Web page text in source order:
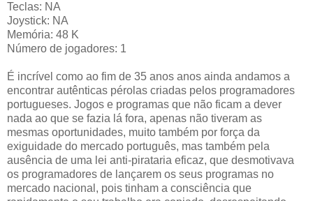
Teclas: NA
Joystick: NA
Memória: 48 K
Número de jogadores: 1
É incrível como ao fim de 35 anos anos ainda andamos a
encontrar autênticas pérolas criadas pelos programadores
portugueses. Jogos e programas que não ficam a dever
nada ao que se fazia lá fora, apenas não tiveram as
mesmas oportunidades, muito também por força da
exiguidade do mercado português, mas também pela
ausência de uma lei anti-pirataria eficaz, que desmotivava
os programadores de lançarem os seus programas no
mercado nacional, pois tinham a consciência que